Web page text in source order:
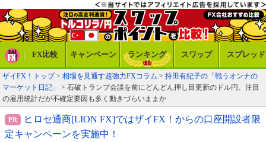
FX比較 キャンペーン ランキング スワップ スプレッド
ザイFX！トップ> 相場を見通す超強力FXコラム > 持田有紀子の「戦うオンナの
マーケット日記」
> 石破トランプ会談を前にどんどん押し目更新のドル円、注目
の雇用統計だが不確定要因も多く動きづらいままか
ヒロセ通商[LION FX]ではザイFX！からの口座開設者限
定キャンペーンを実施中！